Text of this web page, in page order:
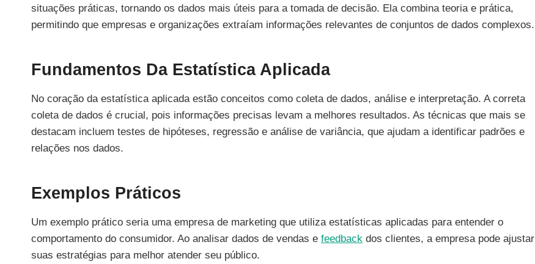
situações práticas, tornando os dados mais úteis para a tomada de decisão. Ela combina teoria e prática,
permitindo que empresas e organizações extraíam informações relevantes de conjuntos de dados complexos.
Fundamentos Da Estatística Aplicada
No coração da estatística aplicada estão conceitos como coleta de dados, análise e interpretação. A correta
coleta de dados é crucial, pois informações precisas levam a melhores resultados. As técnicas que mais se
destacam incluem testes de hipóteses, regressão e análise de variância, que ajudam a identificar padrões e
relações nos dados.
Exemplos Práticos
Um exemplo prático seria uma empresa de marketing que utiliza estatísticas aplicadas para entender o
comportamento do consumidor. Ao analisar dados de vendas e feedback dos clientes, a empresa pode ajustar
suas estratégias para melhor atender seu público.